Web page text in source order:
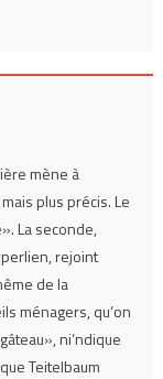
mène à
plus précis. Le
La seconde,
rejoint
de la
ménagers, qu’on
ni’ndique
Teitelbaum